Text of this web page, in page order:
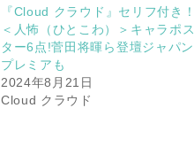
『Cloud クラウド』セリフ付き！
＜人怖（ひとこわ）＞キャラポス
ター6点!菅田将暉ら登壇ジャパン
プレミアも
2024年8月21日
Cloud クラウド